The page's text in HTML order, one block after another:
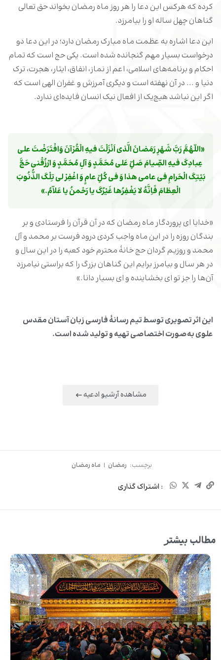
کرده که هرکس این دعا را هر روز ماه رمضان بخواند حق تعالی
گناهان چهل ساله او را بیامرزد.
این دعا اشاره به عظمت ماه مبارک رمضان دارد؛ در این دعا دو
درخواست بسیار مهم گنجانده شده است. یکی حج است که تمام
احکام و برنامه‌های اسلامی، اعم از نماز، انفاق، ایثار، هجرت، ترک
دنیا و ... در آن نهفته است و دیگری آمرزش و غفران الهی است که
اگر این نباشد هیچ‌یک از افعال نیک انسان فایده‌ای ندارد.
الْعِظامَ فَاِنَّهُ لا یَغْفِرُها غَیْرُکَ یا رَحْمنُ یا عَلاّمُ.»
«خدایا اى پروردگار ماه رمضان که در آن قرآن را فرستادى و بر
بندگان روزه را در این ماه واجب کردى درود فرست بر محمد و آل
محمد و روزیم گردان حج خانۀ محترم خود کعبه را در این سال و
در هر سال و بیامرز برایم این گناهان بزرگ را که براستى نیامرزد
آن‌ها را جز تو اى بخشاینده و اى بسیار دانا.»
این اثر تصویری توسط تیم رسانۀ فارسی زبان آستان مقدس
علوی به‌صورت اختصاصی تهیه و تولید شده است.
مشاهده آرشیو ادعیه
برچسب: رمضان | ماه رمضان
: اشتراک گذاری
مطالب بیشتر